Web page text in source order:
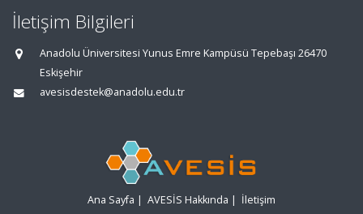
İletişim Bilgileri
Anadolu Üniversitesi Yunus Emre Kampüsü Tepebaşı 26470
Eskişehir
avesisdestek@anadolu.edu.tr
Ana Sayfa | AVESİS Hakkında | İletişim